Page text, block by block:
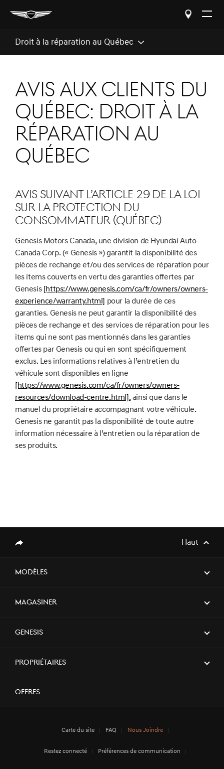
Open
Droit à la réparation au Québec
AVIS AUX CLIENTS DU
QUÉBEC: Droit à la
réparation au
Québec
Avis suivant l’article 29 de la Loi
sur la protection du
consommateur (Québec)
Genesis Motors Canada, une division de Hyundai Auto
Canada Corp. (« Genesis ») garantit la disponibilité des
pièces de rechange et/ou des services de réparation pour
les items couverts en vertu des garanties offertes par
Genesis [https://www.genesis.com/ca/fr/owners/owners-
experience/warranty.html]
pour la durée de ces
garanties. Genesis ne peut garantir la disponibilité des
pièces de rechange et des services de réparation pour les
items qui ne sont pas mentionnés dans les garanties
offertes par Genesis ou qui en sont spécifiquement
exclus. Les informations relatives à l’entretien du
véhicule sont disponibles en ligne
[https://www.genesis.com/ca/fr/owners/owners-
resources/download-centre.html]. ainsi que dans le
manuel du propriétaire accompagnant votre véhicule.
Genesis ne garantit pas la disponibilité de toute autre
information nécessaire à l’entretien ou la réparation de
ses produits.
Haut
MODÈLES
Magasiner
Genesis
Propriétaires
Offres
Carte du site FAQ Nous Joindre
Restez connecté Préférences de communication